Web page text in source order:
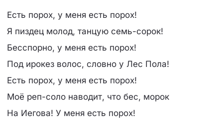
Есть порох, у меня есть порох!
Я пиздец молод, танцую семь-сорок!
Бесспорно, у меня есть порох!
Под ирокез волос, словно у Лес Пола!
Есть порох, у меня есть порох!
Моё реп-соло наводит, что бес, морок
На Иегова! У меня есть порох!